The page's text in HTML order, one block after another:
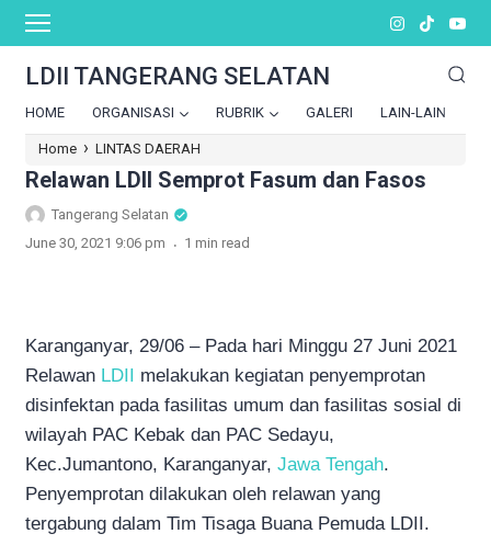
LDII TANGERANG SELATAN
HOME ORGANISASI RUBRIK GALERI LAIN-LAIN
Home › LINTAS DAERAH
Relawan LDII Semprot Fasum dan Fasos
Tangerang Selatan
June 30, 2021 9:06 pm . 1 min read
Karanganyar, 29/06 – Pada hari Minggu 27 Juni 2021
Relawan LDII melakukan kegiatan penyemprotan
disinfektan pada fasilitas umum dan fasilitas sosial di
wilayah PAC Kebak dan PAC Sedayu,
Kec.Jumantono, Karanganyar, Jawa Tengah.
Penyemprotan dilakukan oleh relawan yang
tergabung dalam Tim Tisaga Buana Pemuda LDII.